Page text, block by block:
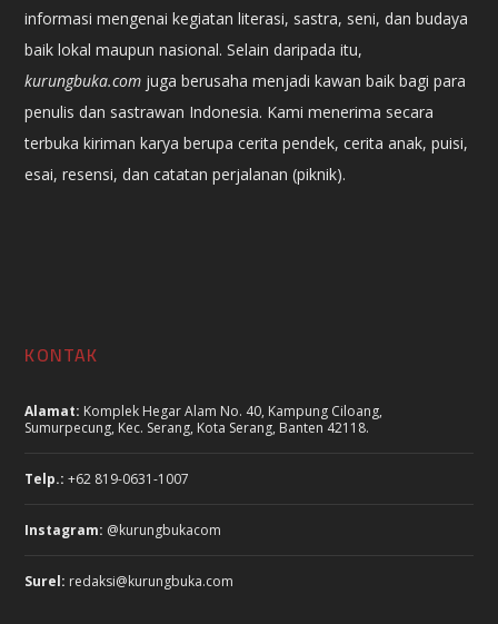
informasi mengenai kegiatan literasi, sastra, seni, dan budaya
baik lokal maupun nasional. Selain daripada itu,
kurungbuka.com juga berusaha menjadi kawan baik bagi para
penulis dan sastrawan Indonesia. Kami menerima secara
terbuka kiriman karya berupa cerita pendek, cerita anak, puisi,
esai, resensi, dan catatan perjalanan (piknik).
KONTAK
Alamat: Komplek Hegar Alam No. 40, Kampung Ciloang,
Sumurpecung, Kec. Serang, Kota Serang, Banten 42118.
Telp.: +62 819-0631-1007
Instagram: @kurungbukacom
Surel: redaksi@kurungbuka.com